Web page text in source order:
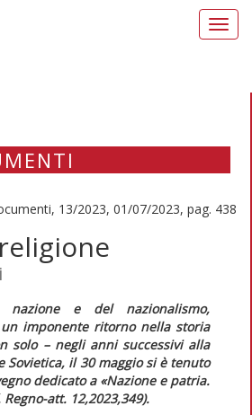
13/2023, 01/07/2023, pag. 438
e del nazionalismo,
imponente ritorno nella storia
solo – negli anni successivi alla
Sovietica, il 30 maggio si è tenuto
dedicato a «Nazione e patria.
Regno-att. 12,2023,349).